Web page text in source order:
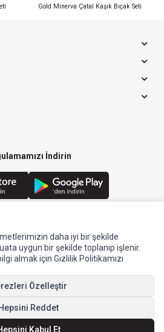
Gold Minerva Çatal Kaşık Bıçak Seti
İndirin
- Tüm hakları saklıdır.
daha iyi bir şekilde
uygun bir şekilde toplanıp işlenir.
almak için Gizlilik Politikamızı
Özelleştir
Hepsini Reddet
Kabul Et